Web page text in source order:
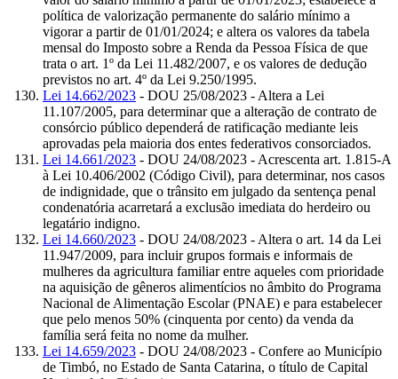
política de valorização permanente do salário mínimo a
vigorar a partir de 01/01/2024; e altera os valores da tabela
mensal do Imposto sobre a Renda da Pessoa Física de que
trata o art. 1º da Lei 11.482/2007, e os valores de dedução
previstos no art. 4º da Lei 9.250/1995.
Lei 14.662/2023 - DOU 25/08/2023 - Altera a Lei
11.107/2005, para determinar que a alteração de contrato de
consórcio público dependerá de ratificação mediante leis
aprovadas pela maioria dos entes federativos consorciados.
Lei 14.661/2023 - DOU 24/08/2023 - Acrescenta art. 1.815-A
à Lei 10.406/2002 (Código Civil), para determinar, nos casos
de indignidade, que o trânsito em julgado da sentença penal
condenatória acarretará a exclusão imediata do herdeiro ou
legatário indigno.
Lei 14.660/2023 - DOU 24/08/2023 - Altera o art. 14 da Lei
11.947/2009, para incluir grupos formais e informais de
mulheres da agricultura familiar entre aqueles com prioridade
na aquisição de gêneros alimentícios no âmbito do Programa
Nacional de Alimentação Escolar (PNAE) e para estabelecer
que pelo menos 50% (cinquenta por cento) da venda da
família será feita no nome da mulher.
Lei 14.659/2023 - DOU 24/08/2023 - Confere ao Município
de Timbó, no Estado de Santa Catarina, o título de Capital